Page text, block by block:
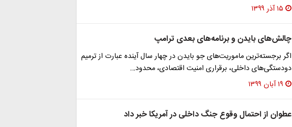
۱۵ آذر ۱۳۹۹
چالش‌های بایدن و برنامه‌های بعدی ترامپ
اگر برجسته‌ترین ماموریت‌های جو بایدن در چهار سال آینده عبارت از ترمیم
دودستگی‌های داخلی، برقراری امنیت اقتصادی، محدود…
۱۹ آبان ۱۳۹۹
عطوان از احتمال وقوع جنگ داخلی در آمریکا خبر داد